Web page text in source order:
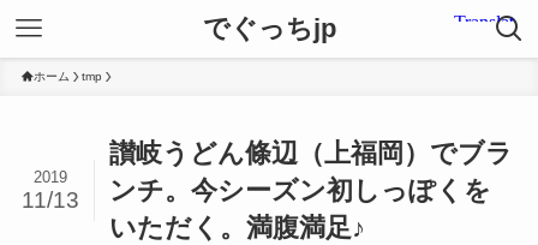
でぐっちjp
ホーム tmp
讃岐うどん條辺（上福岡）でブラ
ンチ。今シーズン初しっぽくを
いただく。満腹満足♪
2019
11/13